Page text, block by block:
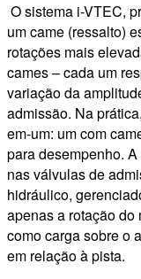
O sistema i-VTEC,
um came (ressalto)
rotações mais
cames – cada um
variação da
admissão. Na
em-um: um com
para desempenho.
nas válvulas de
hidráulico,
apenas a rotação do
como carga sobre o
em relação à pista.